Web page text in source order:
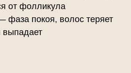
от фолликула
фаза покоя, волос теряет
выпадает